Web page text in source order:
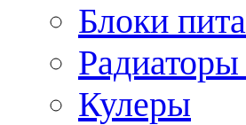
Блоки
Кулеры